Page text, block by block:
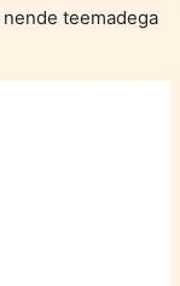
teemadega